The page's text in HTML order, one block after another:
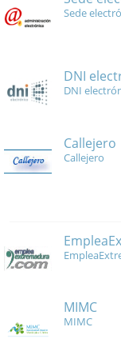
Sede
DNI
DNI
Callejero
Callejero
MIMC
MIMC